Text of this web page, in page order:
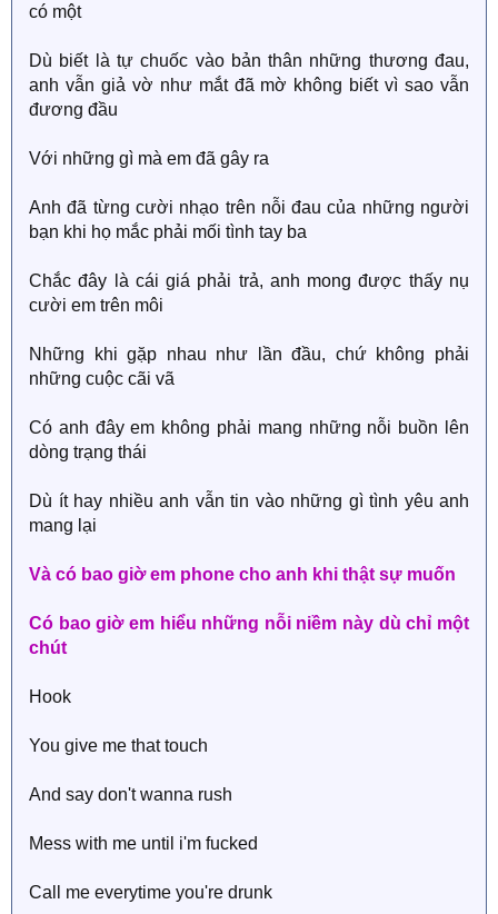
có một
Dù biết là tự chuốc vào bản thân những thương đau,
anh vẫn giả vờ như mắt đã mờ không biết vì sao vẫn
đương đầu
Với những gì mà em đã gây ra
Anh đã từng cười nhạo trên nỗi đau của những người
bạn khi họ mắc phải mối tình tay ba
Chắc đây là cái giá phải trả, anh mong được thấy nụ
cười em trên môi
Những khi gặp nhau như lần đầu, chứ không phải
những cuộc cãi vã
Có anh đây em không phải mang những nỗi buồn lên
dòng trạng thái
Dù ít hay nhiều anh vẫn tin vào những gì tình yêu anh
mang lại
Và có bao giờ em phone cho anh khi thật sự muốn
Có bao giờ em hiểu những nỗi niềm này dù chỉ một
chút
Hook
You give me that touch
And say don't wanna rush
Mess with me until i'm fucked
Call me everytime you're drunk